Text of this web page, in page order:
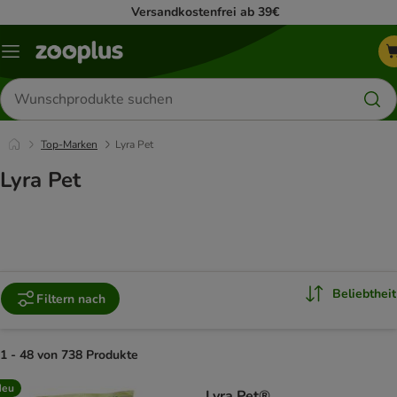
Versandkostenfrei ab 39€
Menü
Produkte
suchen
Top-Marken Lyra Pet
Lyra Pet
Filtern nach Beliebtheit
1 - 48 von 738 Produkte
product items have been changed